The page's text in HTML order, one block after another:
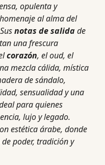
opulenta y
al alma del
notas de salidade
una frescura
corazón, el oud, el
mezcla cálida, mística
de sándalo,
sensualidad y una
para quienes
lujo y legado.
estética árabe, donde
poder, tradición y